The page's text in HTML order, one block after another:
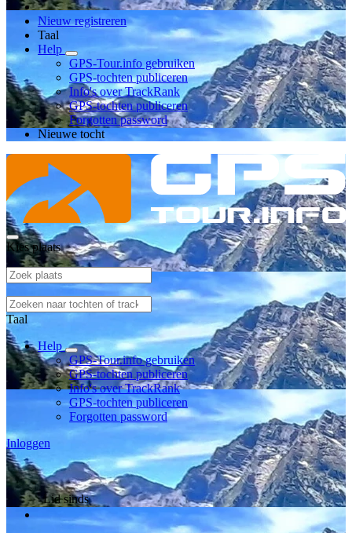
Nieuw registreren
Taal
Help
GPS-Tour.info gebruiken
GPS-tochten publiceren
Info's over TrackRank
GPS-tochten publiceren
Forgotten password
Nieuwe tocht
Kies plaats
Taal
Help
GPS-Tour.info gebruiken
GPS-tochten publiceren
Info's over TrackRank
GPS-tochten publiceren
Forgotten password
Inloggen
Lid sinds